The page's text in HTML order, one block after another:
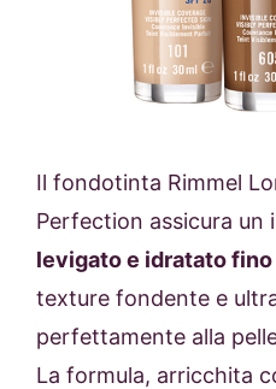
Il fondotinta Rimmel
Perfection assicura un
levigato e idratato fino
texture fondente e
perfettamente alla
La formula, arricchita